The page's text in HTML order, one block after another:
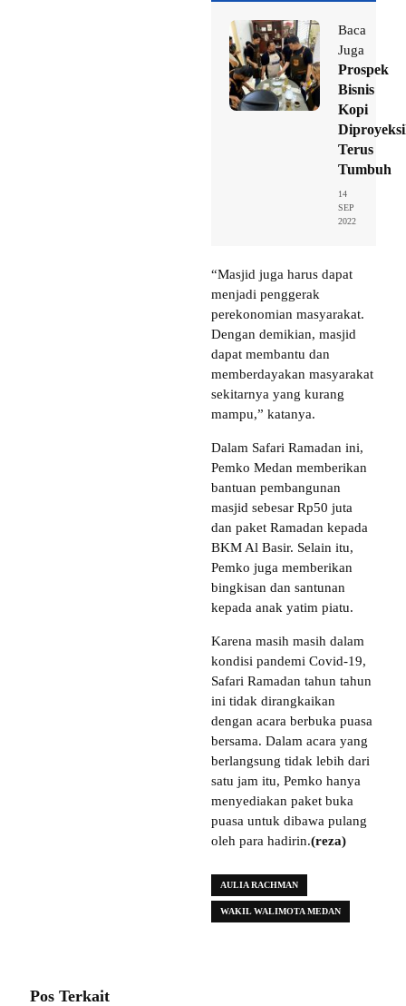
Baca
Juga
Prospek
Bisnis
Kopi
Terus
Tumbuh
14
SEP
2022
“Masjid juga harus dapat
menjadi penggerak
perekonomian masyarakat.
Dengan demikian, masjid
dapat membantu dan
memberdayakan masyarakat
sekitarnya yang kurang
mampu,” katanya.
Dalam Safari Ramadan ini,
Pemko Medan memberikan
bantuan pembangunan
masjid sebesar Rp50 juta
dan paket Ramadan kepada
BKM Al Basir. Selain itu,
Pemko juga memberikan
bingkisan dan santunan
kepada anak yatim piatu.
Karena masih masih dalam
kondisi pandemi Covid-19,
Safari Ramadan tahun tahun
ini tidak dirangkaikan
dengan acara berbuka puasa
bersama. Dalam acara yang
berlangsung tidak lebih dari
satu jam itu, Pemko hanya
menyediakan paket buka
puasa untuk dibawa pulang
oleh para hadirin.(reza)
AULIA RACHMAN
WAKIL WALIMOTA MEDAN
Pos Terkait